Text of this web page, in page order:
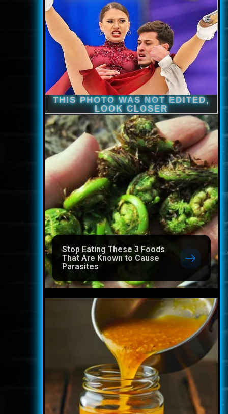
Stop Eating These 3 Foods
That Are Known to Cause
Parasites